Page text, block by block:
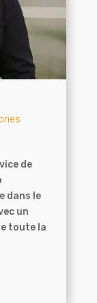
de
dans le
un
toute la